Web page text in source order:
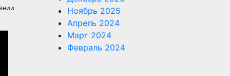
Ноябрь 2025
Апрель 2024
Март 2024
Февраль 2024